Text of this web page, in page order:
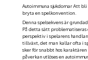
Autoimmuna sjukdomar Att
bryta en spelkonvention
Denna spelsekvens är
På detta sätt
perspektiv i spelarens
tillväxt, det man kallar ofta i
sker för snabbt hos
påverkan utlöses en